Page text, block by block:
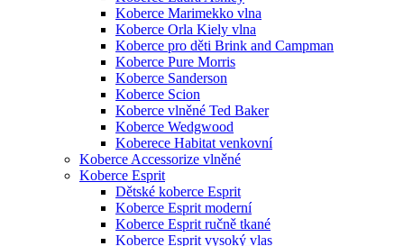
Koberce Marimekko vlna
Koberce Orla Kiely vlna
Koberce pro děti Brink and Campman
Koberce Pure Morris
Koberce Sanderson
Koberce Scion
Koberce vlněné Ted Baker
Koberce Wedgwood
Koberece Habitat venkovní
Koberce Accessorize vlněné
Koberce Esprit
Dětské koberce Esprit
Koberce Esprit moderní
Koberce Esprit ručně tkané
Koberce Esprit vysoký vlas